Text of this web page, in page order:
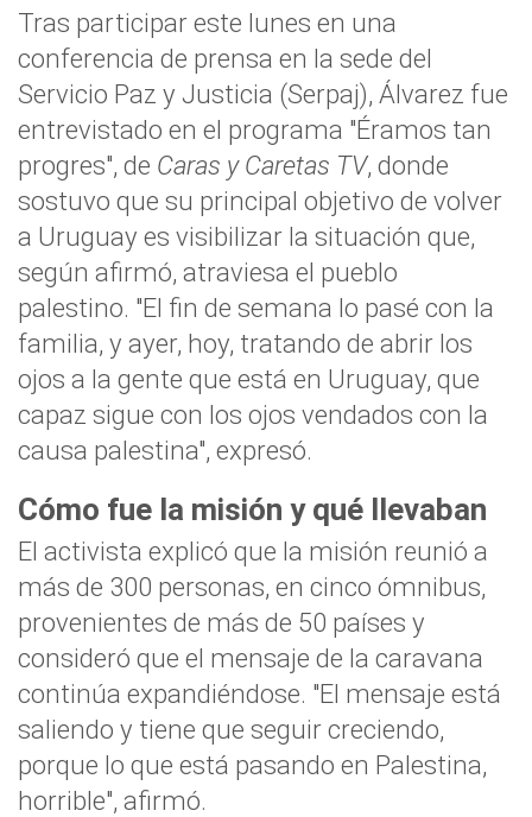
Tras participar este lunes en una
conferencia de prensa en la sede del
Servicio Paz y Justicia (Serpaj), Álvarez fue
entrevistado en el programa "Éramos tan
progres", de Caras y Caretas TV, donde
sostuvo que su principal objetivo de volver
a Uruguay es visibilizar la situación que,
según afirmó, atraviesa el pueblo
palestino. "El fin de semana lo pasé con la
familia, y ayer, hoy, tratando de abrir los
ojos a la gente que está en Uruguay, que
capaz sigue con los ojos vendados con la
causa palestina", expresó.
Cómo fue la misión y qué llevaban
El activista explicó que la misión reunió a
más de 300 personas, en cinco ómnibus,
provenientes de más de 50 países y
consideró que el mensaje de la caravana
continúa expandiéndose. "El mensaje está
saliendo y tiene que seguir creciendo,
porque lo que está pasando en Palestina,
horrible", afirmó.